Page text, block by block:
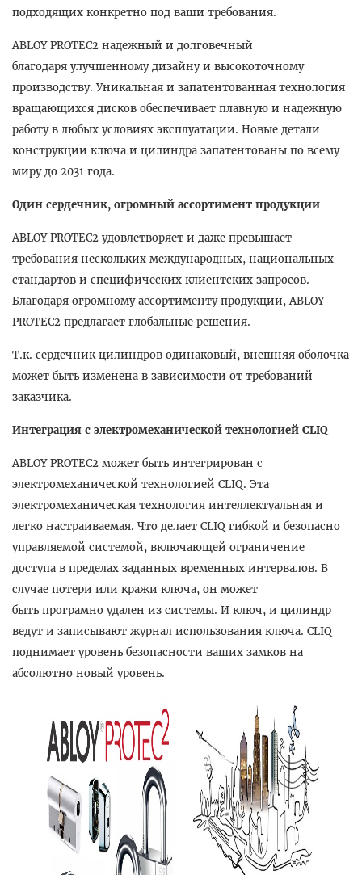
подходящих конкретно под ваши требования.
ABLOY PROTEC2 надежный и долговечный
благодаря улучшенному дизайну и высокоточному
производству. Уникальная и запатентованная технология
вращающихся дисков обеспечивает плавную и надежную
работу в любых условиях эксплуатации. Новые детали
конструкции ключа и цилиндра запатентованы по всему
миру до 2031 года.
Один сердечник, огромный ассортимент продукции
ABLOY PROTEC2 удовлетворяет и даже превышает
требования нескольких международных, национальных
стандартов и специфических клиентских запросов.
Благодаря огромному ассортименту продукции, ABLOY
PROTEC2 предлагает глобальные решения.
Т.к. сердечник цилиндров одинаковый, внешняя оболочка
может быть изменена в зависимости от требований
заказчика.
Интеграция с электромеханической технологией CLIQ
ABLOY PROTEC2 может быть интегрирован с
электромеханической технологией CLIQ. Эта
электромеханическая технология интеллектуальная и
легко настраиваемая. Что делает CLIQ гибкой и безопасно
управляемой системой, включающей ограничение
доступа в пределах заданных временных интервалов. В
случае потери или кражи ключа, он может
быть програмно удален из системы. И ключ, и цилиндр
ведут и записывают журнал использования ключа. CLIQ
поднимает уровень безопасности ваших замков на
абсолютно новый уровень.